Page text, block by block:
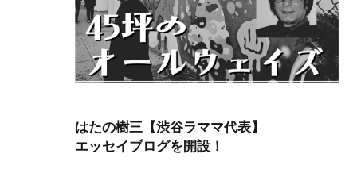
はたの樹三【渋谷ラママ代表】
エッセイブログを開設！